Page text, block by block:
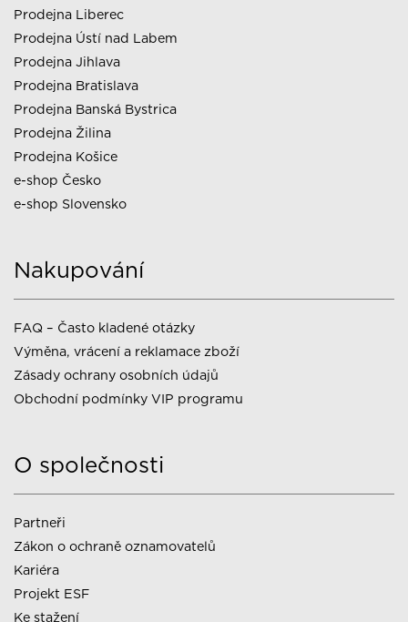
Prodejna Liberec
Prodejna Ústí nad Labem
Prodejna Jihlava
Prodejna Bratislava
Prodejna Banská Bystrica
Prodejna Žilina
Prodejna Košice
e-shop Česko
e-shop Slovensko
Nakupování
FAQ – Často kladené otázky
Výměna, vrácení a reklamace zboží
Zásady ochrany osobních údajů
Obchodní podmínky VIP programu
O společnosti
Partneři
Zákon o ochraně oznamovatelů
Kariéra
Projekt ESF
Ke stažení